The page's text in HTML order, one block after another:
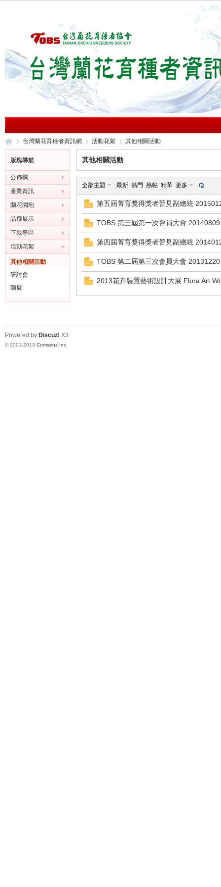
台 »
台灣蘭花育種者資訊網
›
活動花絮
›
其他相關活動
版塊導航
公佈欄
產業資訊
蘭花園地
品種展示
下載專區
活動花絮
其他相關活動
研討會
蘭展
其他相關活動
全部主題 最新 熱門 熱帖 精華 更多
第五屆菁育獎得獎者晉見副總統
TOBS 第三屆第一次會員大會 20140809
第四屆菁育獎得獎者晉見副總統
TOBS 第二屆第三次會員大會 20131220
2013花卉裝置藝術設計大展 Flora Art
Powered by Discuz! X3
© 2001-2013 Comsenz Inc.